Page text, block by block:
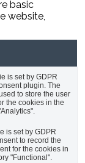
basic
website,
is set by GDPR
plugin. The
to store the user
the cookies in the
is set by GDPR
to record the
for the cookies in
"Functional".